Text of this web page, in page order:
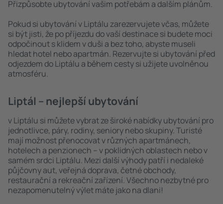
Přizpůsobte ubytování vašim potřebám a dalším plánům.
Pokud si ubytování v Liptálu zarezervujete včas, můžete
si být jisti, že po příjezdu do vaší destinace si budete moci
odpočinout s klidem v duši a bez toho, abyste museli
hledat hotel nebo apartmán. Rezervujte si ubytování před
odjezdem do Liptálu a během cesty si užijete uvolněnou
atmosféru.
Liptál – nejlepší ubytování
v Liptálu si můžete vybrat ze široké nabídky ubytování pro
jednotlivce, páry, rodiny, seniory nebo skupiny. Turisté
mají možnost přenocovat v různých apartmánech,
hotelech a penzionech – v poklidných oblastech nebo v
samém srdci Liptálu. Mezi další výhody patří i nedaleké
půjčovny aut, veřejná doprava, četné obchody,
restaurační a rekreační zařízení. Všechno nezbytné pro
nezapomenutelný výlet máte jako na dlani!